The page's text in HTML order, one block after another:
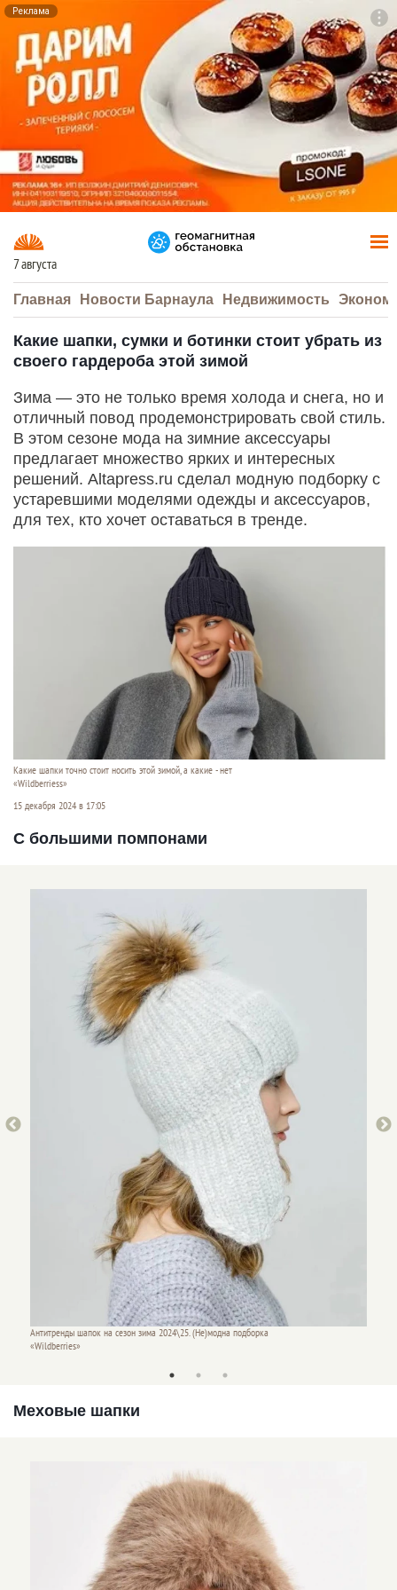
Реклама
7 августа
Главная Новости Барнаула Недвижимость
Какие шапки, сумки и ботинки стоит убрать из
своего гардероба этой зимой
Зима — это не только время холода и снега, но и
отличный повод продемонстрировать свой стиль.
В этом сезоне мода на зимние аксессуары
предлагает множество ярких и интересных
решений. Altapress.ru сделал модную подборку с
устаревшими моделями одежды и аксессуаров,
для тех, кто хочет оставаться в тренде.
Какие шапки точно стоит носить этой зимой, а какие - нет
«Wildberriess»
15 декабря 2024 в 17:05
С большими помпонами
Антитренды шапок на сезон зима 2024\25. (Не)модна подборка
«Wildberries»
Меховые шапки